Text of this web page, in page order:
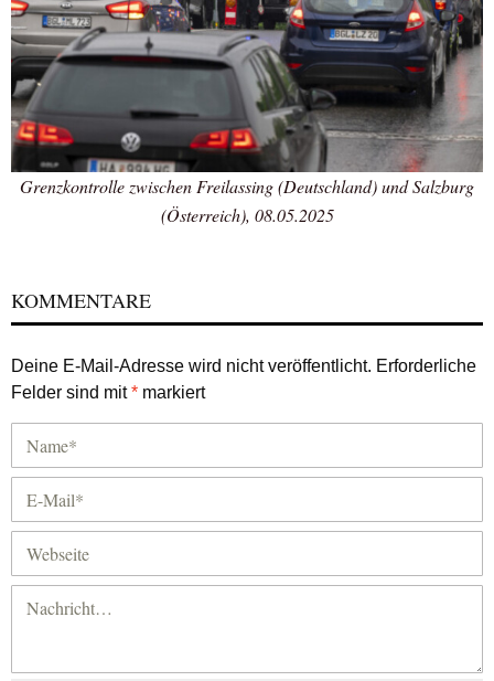
Grenzkontrolle zwischen Freilassing (Deutschland) und Salzburg
(Österreich), 08.05.2025
KOMMENTARE
Deine E-Mail-Adresse wird nicht veröffentlicht. Erforderliche
Felder sind mit* markiert